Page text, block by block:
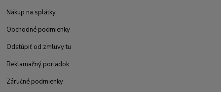
Nákup na splátky
Obchodné podmienky
Odstúpiť od zmluvy tu
Reklamačný poriadok
Záručné podmienky